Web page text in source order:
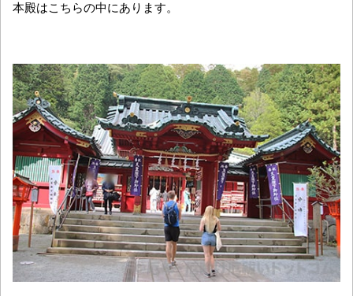
本殿はこちらの中にあります。